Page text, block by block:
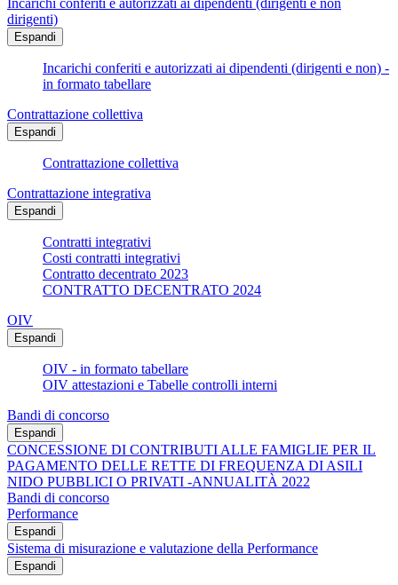
dirigenti)
Espandi
Incarichi conferiti e autorizzati ai dipendenti (dirigenti e non) -
in formato tabellare
Contrattazione collettiva
Espandi
Contrattazione collettiva
Contrattazione integrativa
Espandi
Contratti integrativi
Costi contratti integrativi
Contratto decentrato 2023
CONTRATTO DECENTRATO 2024
OIV
Espandi
OIV - in formato tabellare
OIV attestazioni e Tabelle controlli interni
Bandi di concorso
Espandi
CONCESSIONE DI CONTRIBUTI ALLE FAMIGLIE PER IL
PAGAMENTO DELLE RETTE DI FREQUENZA DI ASILI
NIDO PUBBLICI O PRIVATI -ANNUALITÀ 2022
Bandi di concorso
Performance
Espandi
Sistema di misurazione e valutazione della Performance
Espandi